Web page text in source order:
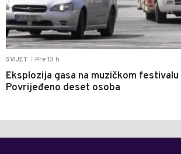
SVIJET Pre 13 h
Eksplozija gasa na muzičkom festivalu
Povrijeđeno deset osoba